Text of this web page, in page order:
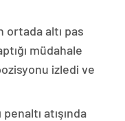
ortada altı pas
müdahale
izledi ve
atışında